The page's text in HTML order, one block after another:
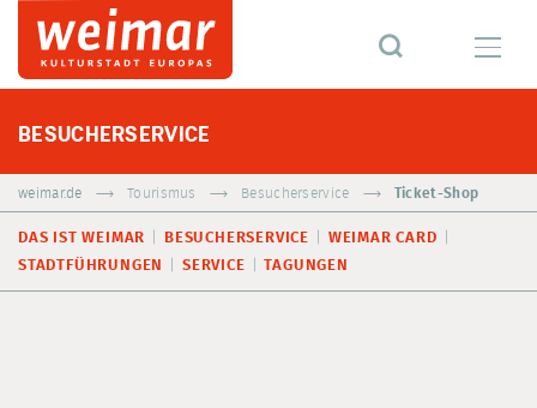
BESUCHERSERVICE
weimar.de Tourismus Besucherservice Ticket-Shop
DAS IST WEIMAR BESUCHERSERVICE
WEIMAR CARD
STADTFÜHRUNGEN
SERVICE TAGUNGEN